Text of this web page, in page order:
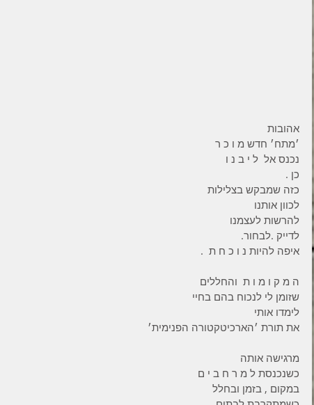
אהובות
׳מתח׳ חדש מ ו כ ר
נכנס אל  ל י ב נ ו
כן .
כזה שמבקש בצלילות
לכוון אותנו
להרשות לעצמנו
לדייק .לבחור.
איפה להיות נ ו כ ח ת  .
ה מ ק ו מ ו ת  והחללים
שזומן לי לנכוח בהם בחיי
לימדו אותי
את תורת ׳הארכיטקטורה הפנימית׳
מרגישה אותה
כשנכנסת ל מ ר ח ב י ם
במקום , בזמן ובחלל